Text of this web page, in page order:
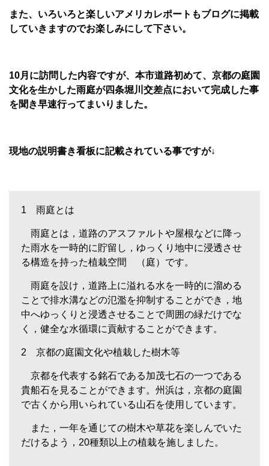
また、いろいろと楽しいアメリカレポートもブログに掲載
していきますのでお楽しみにして下さい。
10月に訪問した内容ですが、本市道路初めて、京都の庭園
文化を生かした雨庭が四条堀川交差点において完成した事
を聞き早速行ってまいりました。
現地の説明書き看板に記載されている事ですが↓
1 雨庭とは
雨庭とは，道路のアスファルトや屋根などに降っ
た雨水を一時的に貯留し，ゆっくり地中に浸透させ
る構造を持った植栽空間 （庭）です。
雨庭を設け，道路上に溢れる水を一時的に溜める
ことで排水溝などの氾濫を抑制することができ，地
中へゆっくりと浸透させることで周囲の緑だけでな
く，健全な水循環に貢献することができます。
2 京都の庭園文化や植栽した樹木等
京都を代表する銘石である加茂七石の一つである
貴船石を見ることができます。州浜は，京都の庭園
で古くから用いられている山石を使用しています。
また，一年を通じての樹木や草花を楽しんでいた
だけるよう，20種類以上の植栽を施しました。